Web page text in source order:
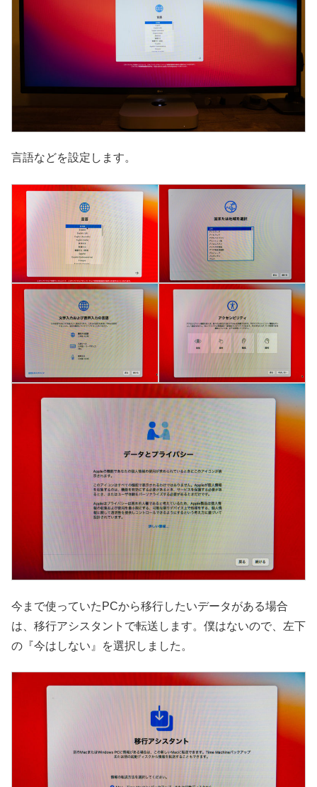
言語などを設定します。
今まで使っていたPCから移行したいデータがある場合
は、移行アシスタントで転送します。僕はないので、左下
の『今はしない』を選択しました。